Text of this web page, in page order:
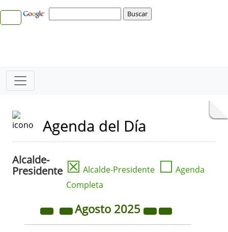
Agenda del Día
Alcalde-
Presidente ☒ Alcalde-Presidente ☐ Agenda
Completa
Agosto 2025